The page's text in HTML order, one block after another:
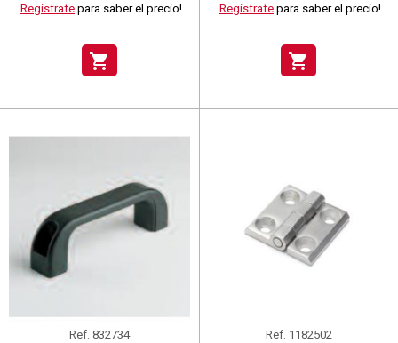
Regístrate para saber el precio!
shopping_cart
Regístrate para saber el precio!
shopping_cart
Ref. 832734 Ref. 1182502